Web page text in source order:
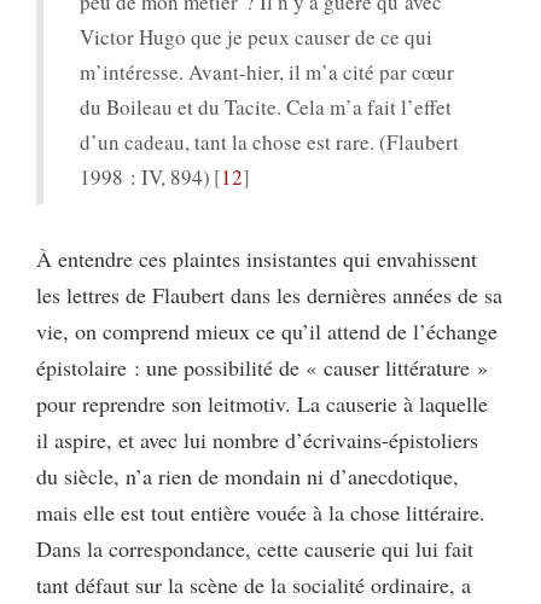
Victor Hugo que je peux causer de ce qui
m’intéresse. Avant-hier, il m’a cité par cœur
du Boileau et du Tacite. Cela m’a fait l’effet
d’un cadeau, tant la chose est rare. (Flaubert
1998 : IV, 894) 12
À entendre ces plaintes insistantes qui envahissent
les lettres de Flaubert dans les dernières années de sa
vie, on comprend mieux ce qu’il attend de l’échange
épistolaire : une possibilité de « causer littérature »
pour reprendre son leitmotiv. La causerie à laquelle
il aspire, et avec lui nombre d’écrivains-épistoliers
du siècle, n’a rien de mondain ni d’anecdotique,
mais elle est tout entière vouée à la chose littéraire.
Dans la correspondance, cette causerie qui lui fait
tant défaut sur la scène de la socialité ordinaire, a